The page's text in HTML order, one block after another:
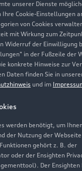
unserer Dienste
Ihre Cookie-Einstellungen
von Cookies
mit Wirkung zum
Widerruf der Einwilligung
in der Fußzeile der
konkrete Hinweise zur
Daten finden Sie in
und im
werden benötigt, um
der Nutzung der
gehört z. B. der
oder der Ensighten
Der Ensighten